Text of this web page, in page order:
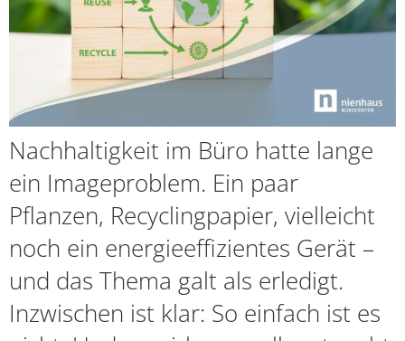
Nachhaltigkeit im Büro hatte lange
ein Imageproblem. Ein paar
Pflanzen, Recyclingpapier, vielleicht
noch ein energieeffizientes Gerät –
und das Thema galt als erledigt.
Inzwischen ist klar: So einfach ist es